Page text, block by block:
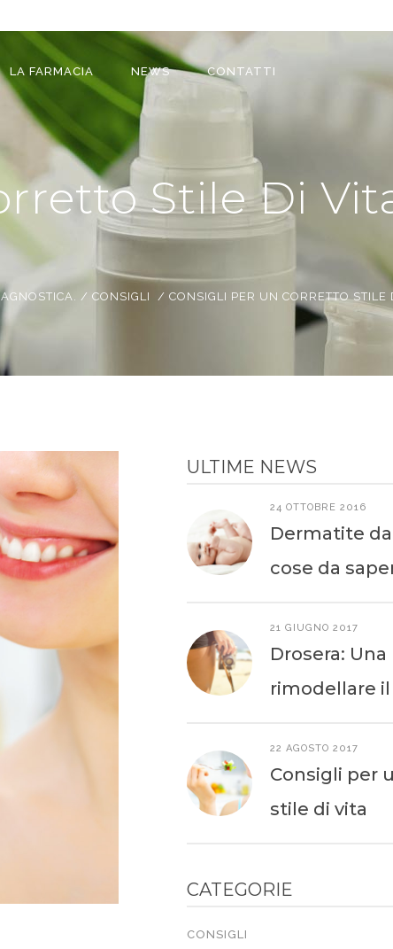
LA FARMACIA NEWS CONTATTI
Stile Di
/ CONSIGLI / CONSIGLI PER UN CORRETTO STILE
ULTIME NEWS
24 OTTOBRE 2016
Dermatite
cose da
21 GIUGNO 2017
Drosera:
rimodellare
22 AGOSTO 2017
Consigli per
stile di vita
CATEGORIE
CONSIGLI